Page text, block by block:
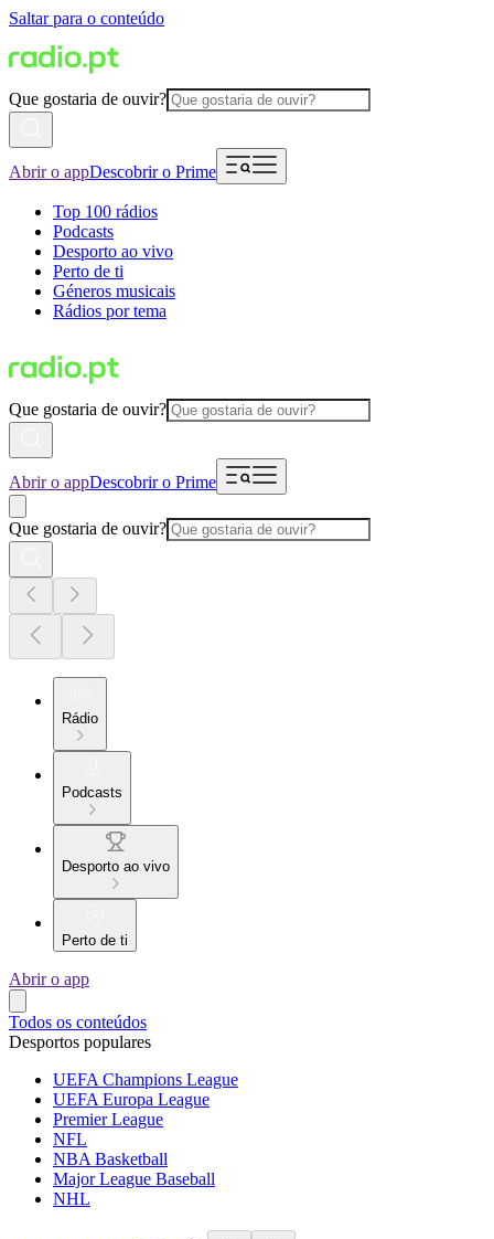
Saltar para o conteúdo
Que gostaria de ouvir?
Abrir o appDescobrir o Prime
Top 100 rádios
Podcasts
Desporto ao vivo
Perto de ti
Géneros musicais
Rádios por tema
Que gostaria de ouvir?
Abrir o appDescobrir o Prime
Que gostaria de ouvir?
Rádio
Podcasts
Desporto ao vivo
Perto de ti
Abrir o app
Todos os conteúdos
Desportos populares
UEFA Champions League
UEFA Europa League
Premier League
NFL
NBA Basketball
Major League Baseball
NHL